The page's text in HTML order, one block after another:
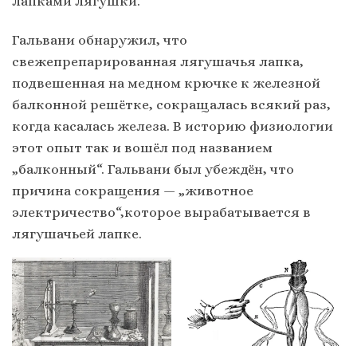
Гальвани обнаружил, что
свежепрепарированная лягушачья лапка,
подвешенная на медном крючке к железной
балконной решётке, сокращалась всякий раз,
когда касалась железа. В историю физиологии
этот опыт так и вошёл под названием
„балконный“. Гальвани был убеждён, что
причина сокращения — „животное
электричество“,которое вырабатывается в
лягушачьей лапке.